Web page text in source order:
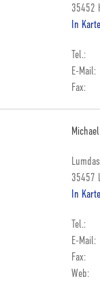
35452
In
Tel.:
E-Mail:
Fax:
35457
In
Tel.:
E-Mail:
Fax:
Web: